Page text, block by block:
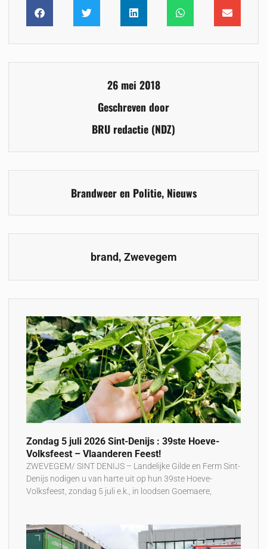
26 mei 2018
Geschreven door
BRU redactie (NDZ)
Brandweer en Politie, Nieuws
brand, Zwevegem
Zondag 5 juli 2026 Sint-Denijs : 39ste Hoeve-
Volksfeest – Vlaanderen Feest!
ZWEVEGEM/ SINT DENIJS – Landelijke Gilde en Ferm Sint-
Denijs nodigen u van harte uit op hun 39ste Hoeve-
Volksfeest, zondag 5 juli e.k., in loodsen Goemaere,